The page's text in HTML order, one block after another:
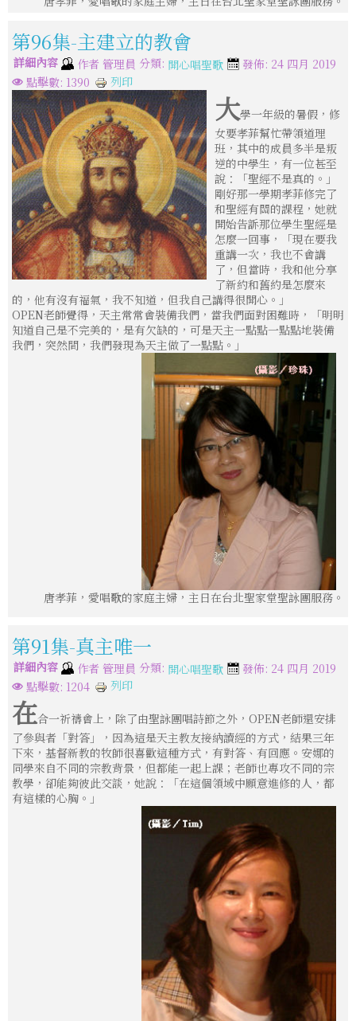
第96集-主建立的教會
詳細內容 作者 管理員 分類: 開心唱聖歌
發佈: 24 四月 2019
點擊數: 1390
列印
大學一年級的暑假，修
女要孝菲幫忙帶領道理
班，其中的成員多半是叛
逆的中學生，有一位甚至
說：「聖經不是真的。」
剛好那一學期孝菲修完了
和聖經有關的課程，她就
開始告訴那位學生聖經是
怎麼一回事，「現在要我
重講一次，我也不會講
了，但當時，我和他分享
了新約和舊約是怎麼來
的，他有沒有福氣，我不知道，但我自己講得很開心。」
OPEN老師覺得，天主常常會裝備我們，當我們面對困難時，「明明
知道自己是不完美的，是有欠缺的，可是天主一點點一點點地裝備
我們，突然間，我們發現為天主做了一點點。」
唐孝菲，愛唱歌的家庭主婦，主日在台北聖家堂聖詠團服務。
第91集-真主唯一
詳細內容 作者 管理員 分類: 開心唱聖歌
發佈: 24 四月 2019
點擊數: 1204
列印
在合一祈禱會上，除了由聖詠團唱詩節之外，OPEN老師還安排
了參與者「對答」，因為這是天主教友接納讀經的方式，結果三年
下來，基督新教的牧師很喜歡這種方式，有對答、有回應。安娜的
同學來自不同的宗教背景，但都能一起上課；老師也專攻不同的宗
教學，卻能夠彼此交談，她說：「在這個領域中願意進修的人，都
有這樣的心胸。」